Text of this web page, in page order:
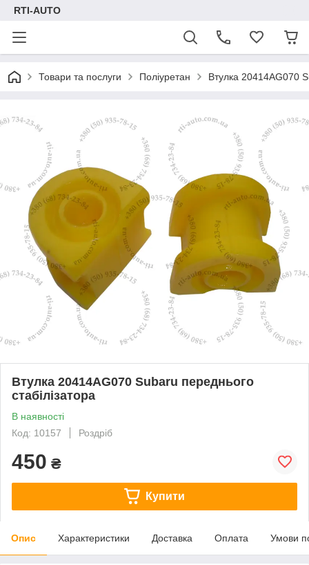
RTI-AUTO
Товари та послуги Поліуретан Втулка 20414AG070
Втулка 20414AG070 Subaru переднього
стабілізатора
В наявності
Код: 10157
Роздріб
450 ₴
Купити
Опис Характеристики Доставка Оплата Умови